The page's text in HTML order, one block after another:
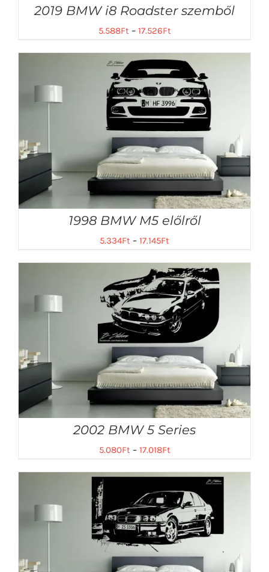
2019 BMW i8 Roadster szemből
5.588Ft– 17.526Ft
1998 BMW M5 előlről
5.334Ft – 17.145Ft
2002 BMW 5 Series
5.080Ft– 17.018Ft